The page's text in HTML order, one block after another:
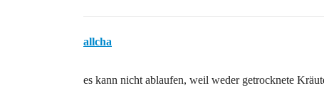
allcha
es kann nicht ablaufen, weil weder getrocknete